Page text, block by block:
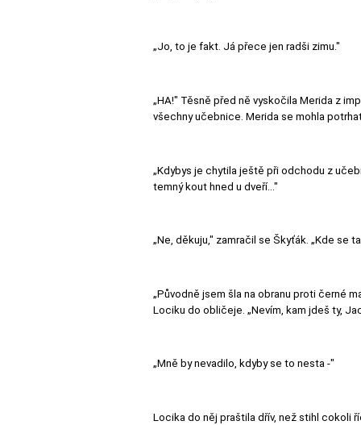
„Jo, to je fakt. Já přece jen radši zimu."
„HA!" Těsně před ně vyskočila Merida z
všechny učebnice. Merida se mohla
„Kdybys je chytila ještě při odchodu z
temný kout hned u dveří..."
„Ne, děkuju," zamračil se Škyťák. „Kde se
„Původně jsem šla na obranu proti černé
Lociku do obličeje. „Nevím, kam jdeš ty,
„Mně by nevadilo, kdyby se to nesta -"
Locika do něj praštila dřív, než stihl cokoli